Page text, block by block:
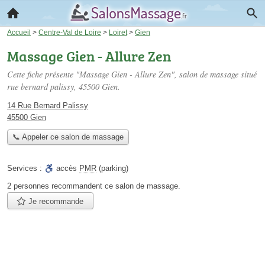
Accueil > Centre-Val de Loire > Loiret > Gien
Massage Gien - Allure Zen
Cette fiche présente "Massage Gien - Allure Zen", salon de massage situé
rue bernard palissy, 45500 Gien.
14 Rue Bernard Palissy
45500 Gien
📞 Appeler ce salon de massage
Services : accès PMR (parking)
2 personnes recommandent ce salon de massage.
Je recommande